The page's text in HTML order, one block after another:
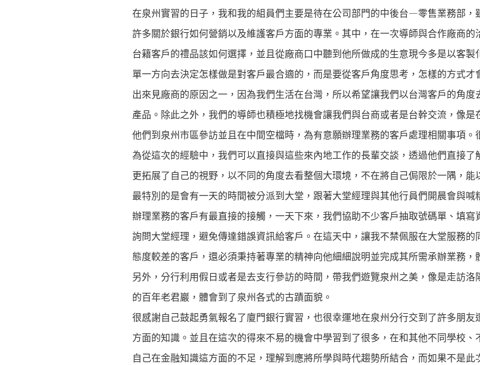
在泉州實習的日子，我和我的組員們主要是待在公司部門的中後台—零售業務部
許多關於銀行如何營銷以及維護客戶方面的專業。其中，在一次導師與合作廠商
台籍客戶的禮品該如何選擇，並且從廠商口中聽到他所做成的生意現今多是以客
單一方向去決定怎樣做是對客戶最合適的，而是要從客戶角度思考，怎樣的方式
出來見廠商的原因之一，因為我們生活在台灣，所以希望讓我們以台灣客戶的角
產品。除此之外，我們的導師也積極地找機會讓我們與台商或者是台幹交流，像
他們到泉州市區參訪並且在中間空檔時，為有意願辦理業務的客戶處理相關事項
為從這次的經驗中，我們可以直接與這些來內地工作的長輩交談，透過他們直接
更拓展了自己的視野，以不同的角度去看整個大環境，不在將自己侷限於一隅，
最特別的是會有一天的時間被分派到大堂，跟著大堂經理與其他行員們開晨會與
辦理業務的客戶有最直接的接觸，一天下來，我們協助不少客戶抽取號碼單、填
詢問大堂經理，避免傳達錯誤資訊給客戶。在這天中，讓我不禁佩服在大堂服務
態度較差的客戶，還必須秉持著專業的精神向他細細說明並完成其所需承辦業務
另外，分行利用假日或者是去支行參訪的時間，帶我們遊覽泉州之美，像是走訪
的百年老君巖，體會到了泉州各式的古蹟面貌。
很感謝自己鼓起勇氣報名了廈門銀行實習，也很幸運地在泉州分行交到了許多朋
方面的知識。並且在這次的得來不易的機會中學習到了很多，在和其他不同學校
自己在金融知識這方面的不足，理解到應將所學與時代趨勢所結合，而如果不是